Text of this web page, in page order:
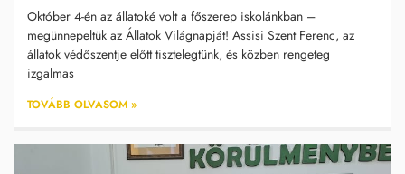
Október 4-én az állatoké volt a főszerep iskolánkban –
megünnepeltük az Állatok Világnapját! Assisi Szent Ferenc, az
állatok védőszentje előtt tisztelegtünk, és közben rengeteg
izgalmas
TOVÁBB OLVASOM »